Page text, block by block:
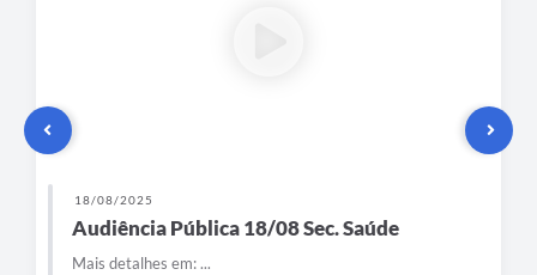
18/08/2025
Audiência Pública 18/08 Sec. Saúde
Mais detalhes em: ...